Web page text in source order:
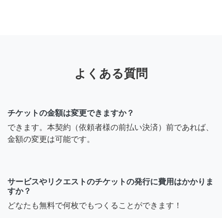
よくある質問
チケットの金額は変更できますか？
できます。本契約（依頼者様の前払い決済）前であれば、
金額の変更は可能です。
サービスやリクエストのチケットの発行に費用はかかりま
すか？
どなたも無料で何枚でもつくることができます！